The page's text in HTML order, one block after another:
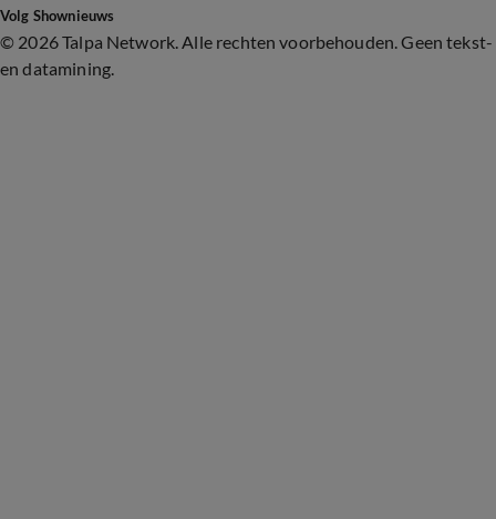
Volg Shownieuws
© 2026 Talpa Network. Alle rechten voorbehouden. Geen tekst-
en datamining.